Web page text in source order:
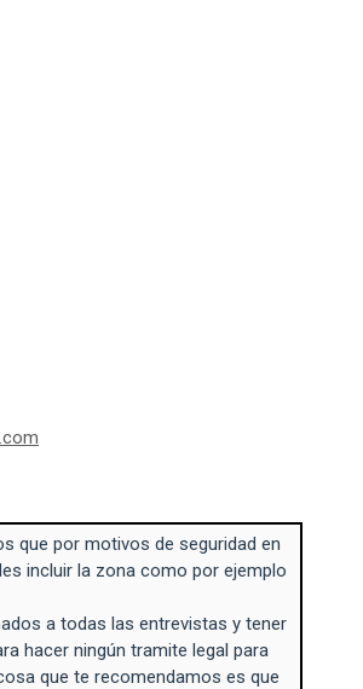
que por motivos de seguridad en
incluir la zona como por ejemplo
a todas las entrevistas y tener
hacer ningún tramite legal para
que te recomendamos es que